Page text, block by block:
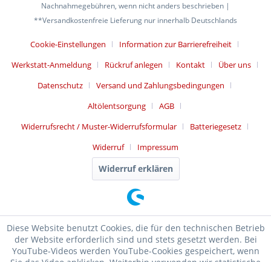
Nachnahmegebühren, wenn nicht anders beschrieben |
**Versandkostenfreie Lieferung nur innerhalb Deutschlands
Cookie-Einstellungen
Information zur Barrierefreiheit
Werkstatt-Anmeldung
Rückruf anlegen Kontakt
Über uns
Datenschutz
Versand und Zahlungsbedingungen
Altölentsorgung
AGB
Widerrufsrecht / Muster-Widerrufsformular
Batteriegesetz
Widerruf
Impressum
Widerruf erklären
Diese Website benutzt Cookies, die für den technischen Betrieb
der Website erforderlich sind und stets gesetzt werden. Bei
YouTube-Videos werden YouTube-Cookies gespeichert, wenn